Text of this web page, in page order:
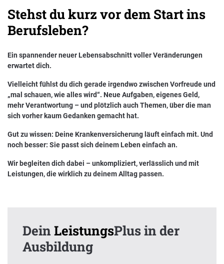
Nachhaltigkeit bei der BKK VerbundPlus
Presse
Stehst du kurz vor dem Start ins
Berufsleben?
Ein spannender neuer Lebensabschnitt voller Veränderungen
erwartet dich.
Vielleicht fühlst du dich gerade irgendwo zwischen Vorfreude und
„mal schauen, wie alles wird“. Neue Aufgaben, eigenes Geld,
mehr Verantwortung – und plötzlich auch Themen, über die man
sich vorher kaum Gedanken gemacht hat.
Gut zu wissen: Deine Krankenversicherung läuft einfach mit. Und
noch besser: Sie passt sich deinem Leben einfach an.
Wir begleiten dich dabei – unkompliziert, verlässlich und mit
Leistungen, die wirklich zu deinem Alltag passen.
DeinLeistungsPlus in der
Ausbildung